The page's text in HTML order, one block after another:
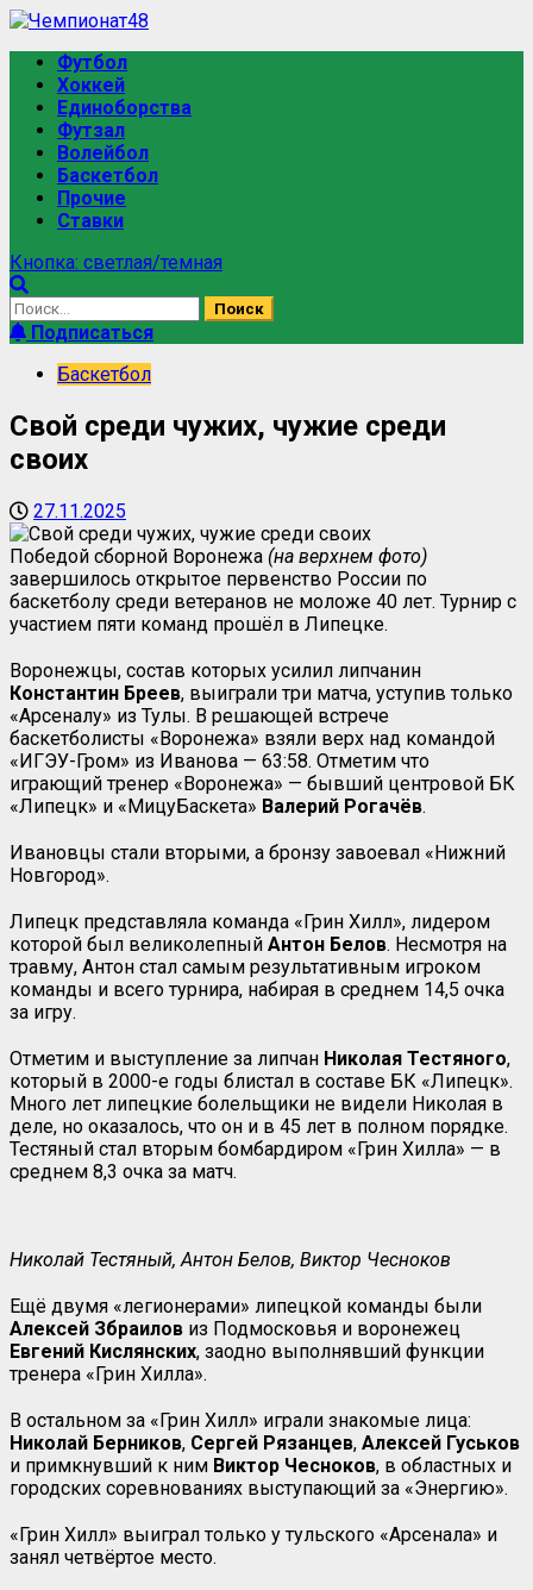
Футбол
Хоккей
Единоборства
Футзал
Волейбол
Баскетбол
Прочие
Ставки
Кнопка: светлая/темная
Подписаться
Баскетбол
Свой среди чужих, чужие среди
своих
27.11.2025
Победой сборной Воронежа (на верхнем фото)
завершилось открытое первенство России по
баскетболу среди ветеранов не моложе 40 лет. Турнир с
участием пяти команд прошёл в Липецке.
Воронежцы, состав которых усилил липчанин
Константин Бреев, выиграли три матча, уступив только
«Арсеналу» из Тулы. В решающей встрече
баскетболисты «Воронежа» взяли верх над командой
«ИГЭУ-Гром» из Иванова — 63:58. Отметим что
играющий тренер «Воронежа» — бывший центровой БК
«Липецк» и «МицуБаскета» Валерий Рогачёв.
Ивановцы стали вторыми, а бронзу завоевал «Нижний
Новгород».
Липецк представляла команда «Грин Хилл», лидером
которой был великолепный Антон Белов. Несмотря на
травму, Антон стал самым результативным игроком
команды и всего турнира, набирая в среднем 14,5 очка
за игру.
Отметим и выступление за липчан Николая Тестяного,
который в 2000-е годы блистал в составе БК «Липецк».
Много лет липецкие болельщики не видели Николая в
деле, но оказалось, что он и в 45 лет в полном порядке.
Тестяный стал вторым бомбардиром «Грин Хилла» — в
среднем 8,3 очка за матч.
Николай Тестяный, Антон Белов, Виктор Чесноков
Ещё двумя «легионерами» липецкой команды были
Алексей Збраилов из Подмосковья и воронежец
Евгений Кислянских, заодно выполнявший функции
тренера «Грин Хилла».
В остальном за «Грин Хилл» играли знакомые лица:
Николай Берников, Сергей Рязанцев, Алексей Гуськов
и примкнувший к ним Виктор Чесноков, в областных и
городских соревнованиях выступающий за «Энергию».
«Грин Хилл» выиграл только у тульского «Арсенала» и
занял четвёртое место.